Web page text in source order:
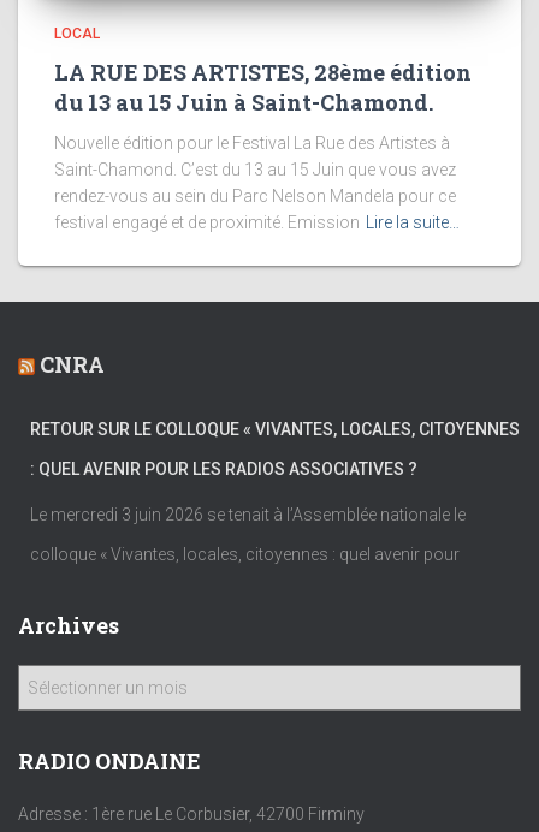
LOCAL
LA RUE DES ARTISTES, 28ème édition
du 13 au 15 Juin à Saint-Chamond.
Nouvelle édition pour le Festival La Rue des Artistes à
Saint-Chamond. C’est du 13 au 15 Juin que vous avez
rendez-vous au sein du Parc Nelson Mandela pour ce
festival engagé et de proximité. Emission
Lire la suite…
CNRA
RETOUR SUR LE COLLOQUE « VIVANTES, LOCALES, CITOYENNES
: QUEL AVENIR POUR LES RADIOS ASSOCIATIVES ?
Le mercredi 3 juin 2026 se tenait à l’Assemblée nationale le
colloque « Vivantes, locales, citoyennes : quel avenir pour
Archives
h
v
RADIO ONDAINE
Adresse : 1ère rue Le Corbusier, 42700 Firminy